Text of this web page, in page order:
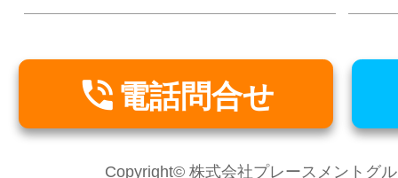
 電話問合せ
Copyright© 株式会社プレースメントグ